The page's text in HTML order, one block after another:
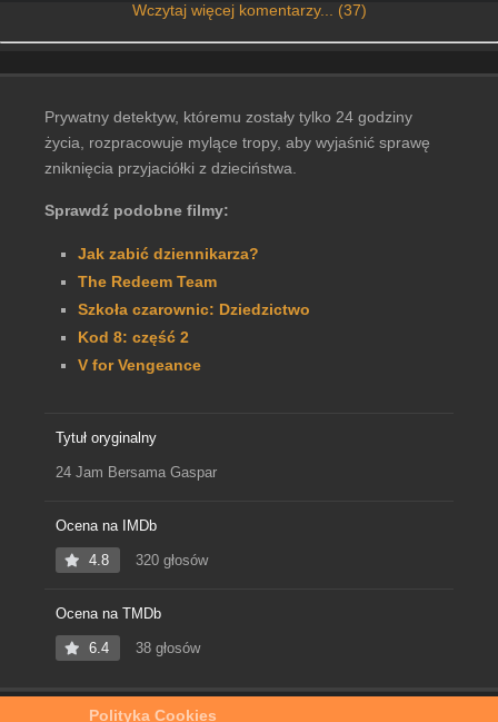
Polityka Cookies
Wczytaj więcej komentarzy... (37)
Prywatny detektyw, któremu zostały tylko 24 godziny
życia, rozpracowuje mylące tropy, aby wyjaśnić sprawę
zniknięcia przyjaciółki z dzieciństwa.
Sprawdź podobne filmy:
Jak zabić dziennikarza?
The Redeem Team
Szkoła czarownic: Dziedzictwo
Kod 8: część 2
V for Vengeance
Tytuł oryginalny
24 Jam Bersama Gaspar
Ocena na IMDb
4.8 320 głosów
Ocena na TMDb
6.4 38 głosów